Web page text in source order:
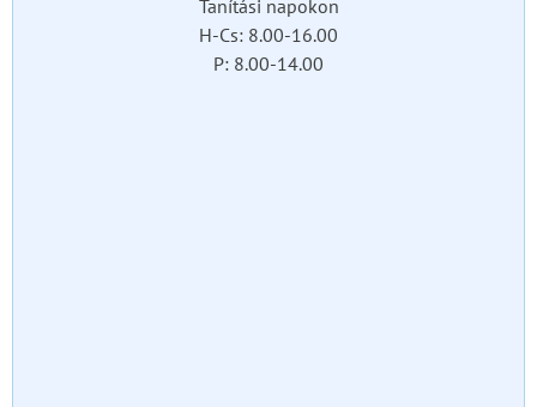
Tanítási napokon
H-Cs: 8.00-16.00
P: 8.00-14.00